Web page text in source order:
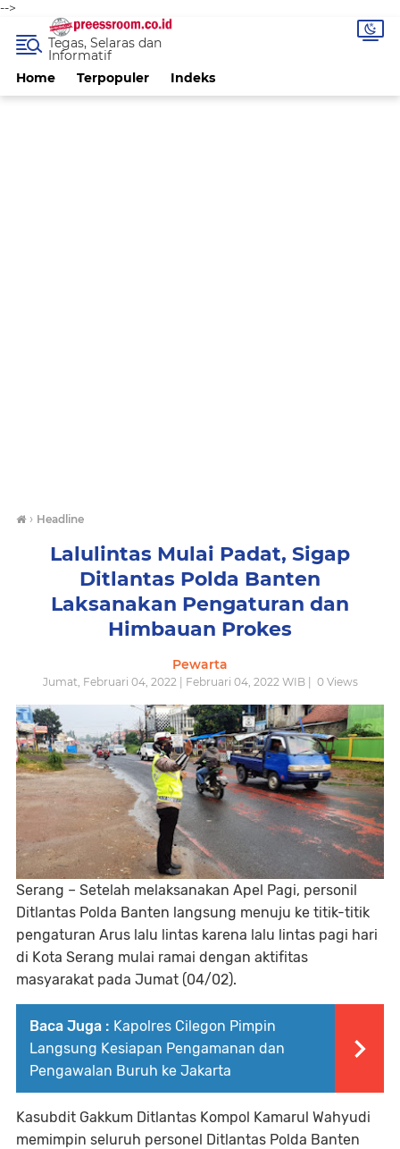
-->
Home Terpopuler Indeks
Tegas, Selaras dan
Informatif
› Headline
Lalulintas Mulai Padat, Sigap
Ditlantas Polda Banten
Laksanakan Pengaturan dan
Himbauan Prokes
Pewarta
Jumat, Februari 04, 2022 | Februari 04, 2022 WIB | 0Views
Serang – Setelah melaksanakan Apel Pagi, personil
Ditlantas Polda Banten langsung menuju ke titik-titik
pengaturan Arus lalu lintas karena lalu lintas pagi hari
di Kota Serang mulai ramai dengan aktifitas
masyarakat pada Jumat (04/02).
Baca Juga : Kapolres Cilegon Pimpin
Langsung Kesiapan Pengamanan dan
Pengawalan Buruh ke Jakarta
Kasubdit Gakkum Ditlantas Kompol Kamarul Wahyudi
memimpin seluruh personel Ditlantas Polda Banten